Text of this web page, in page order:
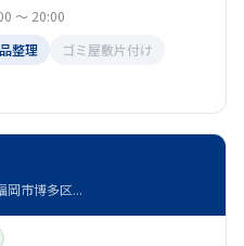
～ 20:00
整理
ゴミ屋敷片付け
岡市博多区...